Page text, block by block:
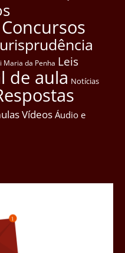
Maria da Penha Leis
de aula Notícias
Vídeos Áudio e